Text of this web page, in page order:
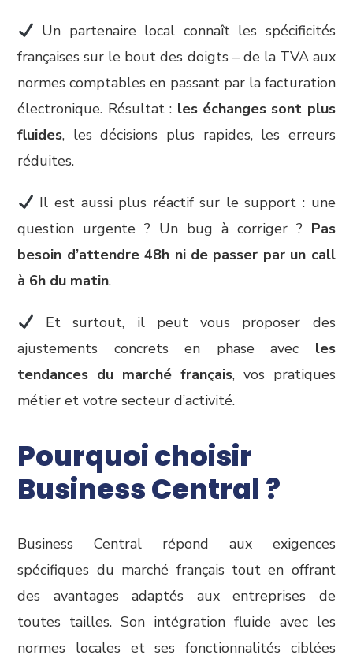
Un partenaire local connaît les spécificités
françaises sur le bout des doigts – de la TVA aux
normes comptables en passant par la facturation
électronique. Résultat : les échanges sont plus
fluides, les décisions plus rapides, les erreurs
réduites.
Il est aussi plus réactif sur le support : une
question urgente ? Un bug à corriger ? Pas
besoin d’attendre 48h ni de passer par un call
à 6h du matin.
Et surtout, il peut vous proposer des
ajustements concrets en phase avec les
tendances du marché français, vos pratiques
métier et votre secteur d’activité.
Pourquoi choisir
Business Central ?
Business Central répond aux exigences
spécifiques du marché français tout en offrant
des avantages adaptés aux entreprises de
toutes tailles. Son intégration fluide avec les
normes locales et ses fonctionnalités ciblées